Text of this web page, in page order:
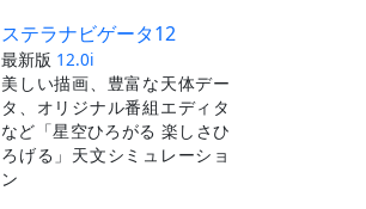
ステラナビゲータ12
最新版 12.0i
美しい描画、豊富な天体デー
タ、オリジナル番組エディタ
など「星空ひろがる 楽しさひ
ろげる」天文シミュレーショ
ン